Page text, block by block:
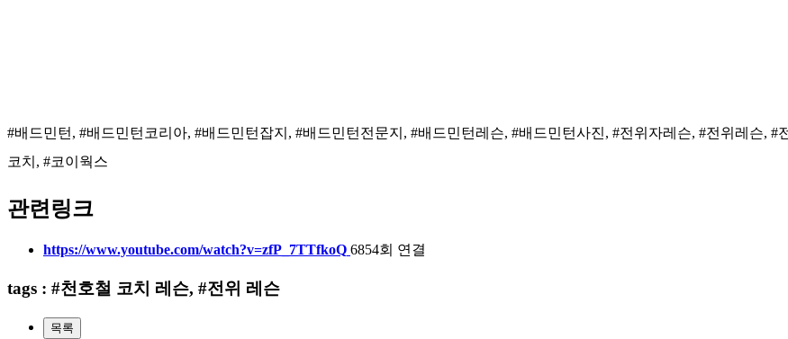
#배드민턴, #배드민턴코리아, #배드민턴잡지, #배드민턴전문지, #배드민턴레슨, #배드민턴사진, #전위자레슨, #전위레슨,
코치, #코이웍스
관련링크
https://www.youtube.com/watch?v=zfP_7TTfkoQ 6854회 연결
tags : #천호철 코치 레슨, #전위 레슨
목록